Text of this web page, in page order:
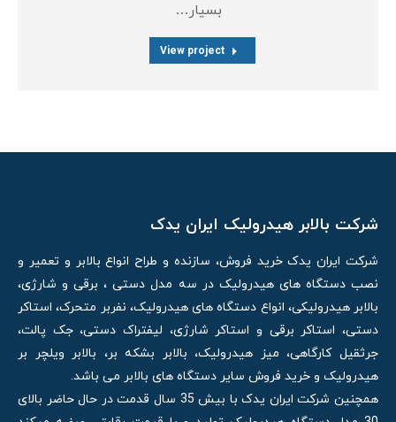
بسیار…
View project
شرکت بالابر هیدرولیک ایران یدک
شرکت ایران یدک خرید فروش، سازنده و طراح انواع بالابر و تعمیر و
نصب دستگاه های هیدرولیک در سه مدل دستی ، برقی و شارژی،
بالابر هیدرولیکی، انواع دستگاه های هیدرولیک، نفربر متحرک، استاکر
دستی، استاکر برقی و استاکر شارژی، لیفتراک دستی، جک پالت،
جرثقیل کارگاهی، میز هیدرولیک، بالابر بشکه بر، بالابر ویلچر بر
هیدرولیک و خرید فروش سایر دستگاه های بالابر می باشد.
همچنین شرکت ایران یدک با بیش 35 سال قدمت در حال حاضر بالای